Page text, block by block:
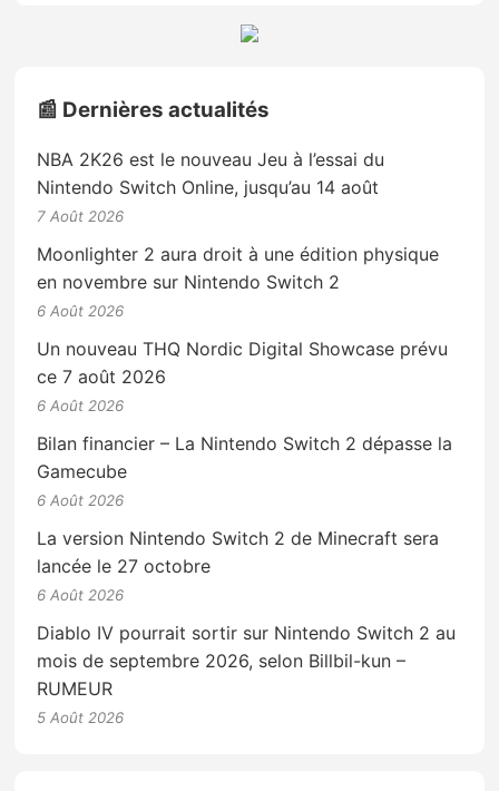
📰 Dernières actualités
NBA 2K26 est le nouveau Jeu à l’essai du
Nintendo Switch Online, jusqu’au 14 août
7 Août 2026
Moonlighter 2 aura droit à une édition physique
en novembre sur Nintendo Switch 2
6 Août 2026
Un nouveau THQ Nordic Digital Showcase prévu
ce 7 août 2026
6 Août 2026
Bilan financier – La Nintendo Switch 2 dépasse la
Gamecube
6 Août 2026
La version Nintendo Switch 2 de Minecraft sera
lancée le 27 octobre
6 Août 2026
Diablo IV pourrait sortir sur Nintendo Switch 2 au
mois de septembre 2026, selon Billbil-kun –
RUMEUR
5 Août 2026